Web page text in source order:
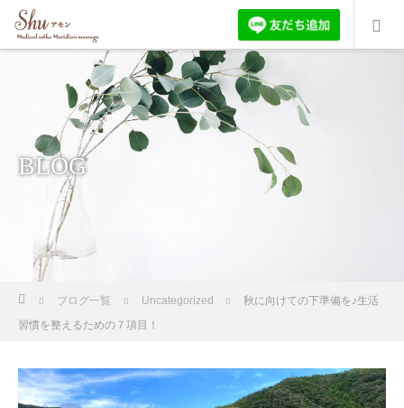
BLOG
ブログ一覧 Uncategorized
秋に向けての下準備を♪生活
習慣を整えるための７項目！